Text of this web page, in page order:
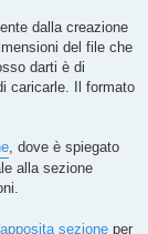
dalla creazione
del file che
darti è di
caricarle. Il formato
, dove è spiegato
alla sezione
apposita sezione per